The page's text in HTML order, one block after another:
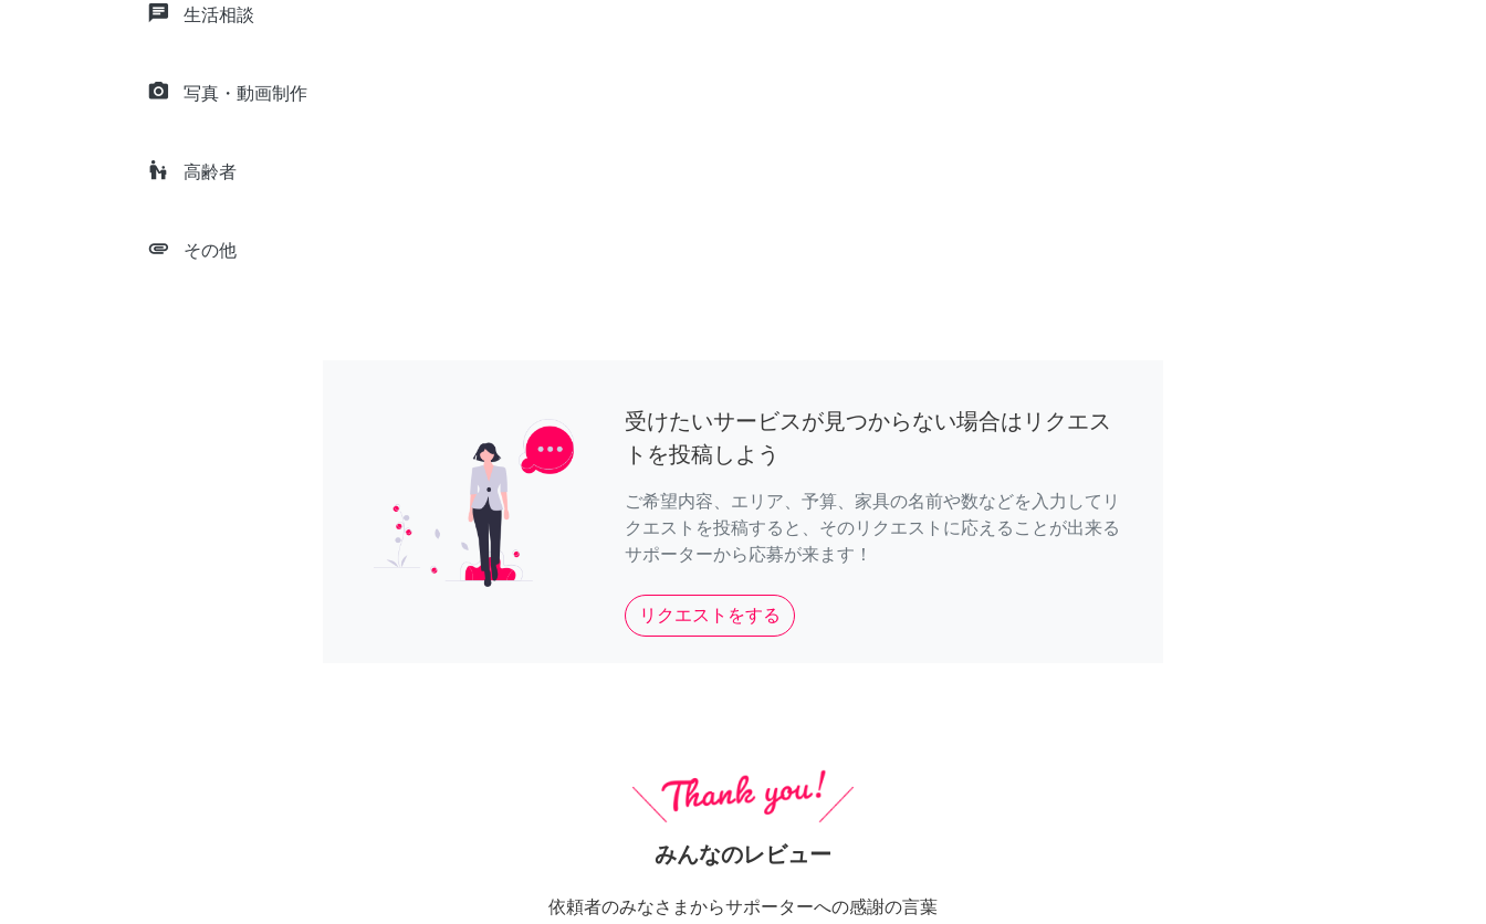
chat 生活相談
camera_alt 写真・動画制作
escalator_warning 高齢者
attachment その他
受けたいサービスが見つからない場合はリクエス
トを投稿しよう
ご希望内容、エリア、予算、家具の名前や数などを入力してリ
クエストを投稿すると、そのリクエストに応えることが出来る
サポーターから応募が来ます！
リクエストをする
みんなのレビュー
依頼者のみなさまからサポーターへの感謝の言葉